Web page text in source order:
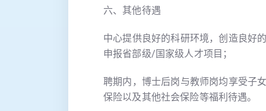
六、其他待遇
中心提供良好的科研环境，创造良好
申报省部级/国家级人才项目；
聘期内，博士后岗与教师岗均享受子
保险以及其他社会保险等福利待遇。